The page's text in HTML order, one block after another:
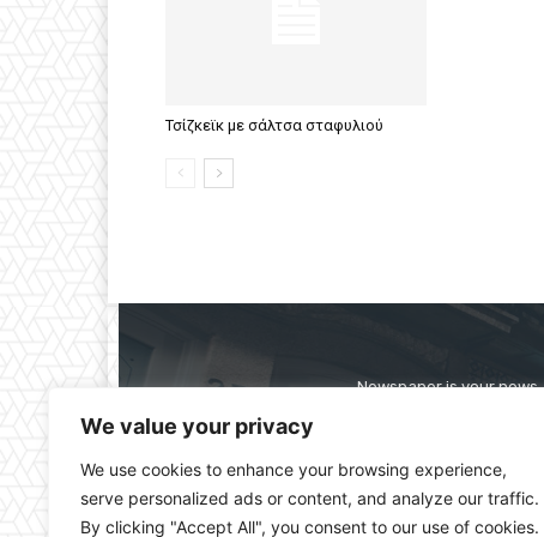
We value your privacy
We use cookies to enhance your browsing experience,
serve personalized ads or content, and analyze our traffic.
By clicking "Accept All", you consent to our use of cookies.
Τσίζκεϊκ με σάλτσα σταφυλιού
Newspaper is your
straight from the